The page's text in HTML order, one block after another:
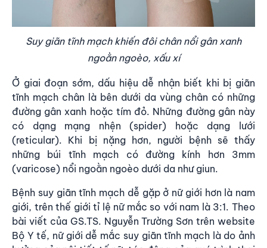
Suy giãn tĩnh mạch khiến đôi chân nổi gân xanh
ngoằn ngoèo, xấu xí
Ở giai đoạn sớm, dấu hiệu dễ nhận biết khi bị giãn
tĩnh mạch chân là bên dưới da vùng chân có những
đường gân xanh hoặc tím đỏ. Những đường gân này
có dạng mạng nhện (spider) hoặc dạng lưới
(reticular). Khi bị nặng hơn, người bệnh sẽ thấy
những búi tĩnh mạch có đường kính hơn 3mm
(varicose) nổi ngoằn ngoèo dưới da như giun.
Bệnh suy giãn tĩnh mạch dễ gặp ở nữ giới hơn là nam
giới, trên thế giới tỉ lệ nữ mắc so với nam là 3:1. Theo
bài viết của GS.TS. Nguyễn Trường Sơn trên website
Bộ Y tế, nữ giới dễ mắc suy giãn tĩnh mạch là do ảnh